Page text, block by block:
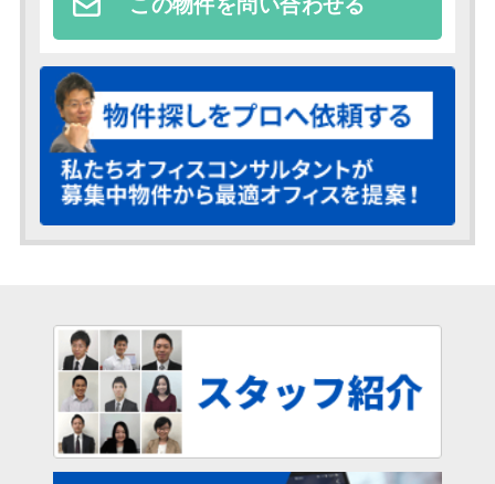
この物件を問い合わせる